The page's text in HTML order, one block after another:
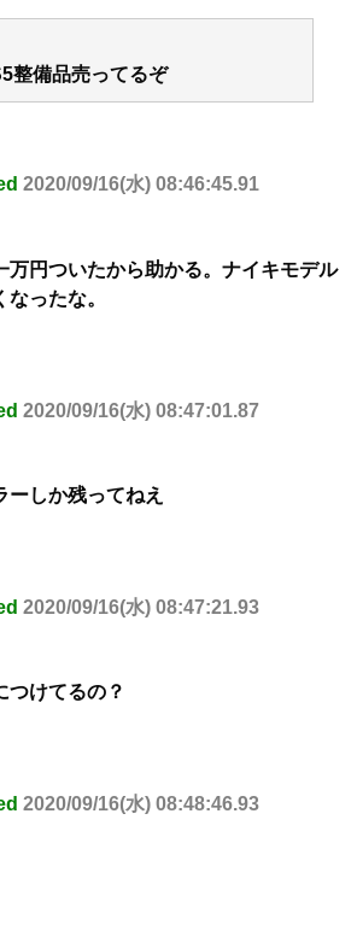
整備品売ってるぞ
2020/09/16(水) 08:46:45.91
万円ついたから助かる。ナイキモデル
ったな。
2020/09/16(水) 08:47:01.87
ーしか残ってねえ
2020/09/16(水) 08:47:21.93
つけてるの？
2020/09/16(水) 08:48:46.93